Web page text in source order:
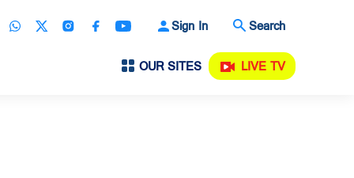
Sign In Search
OUR SITES LIVE TV